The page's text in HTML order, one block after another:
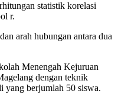
statistik korelasi
r.
arah hubungan antara dua
Menengah Kejuruan
dengan teknik
yang berjumlah 50 siswa.